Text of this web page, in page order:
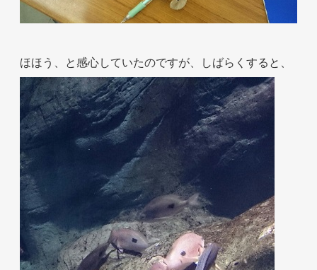
ほほう、と感心していたのですが、しばらくすると、